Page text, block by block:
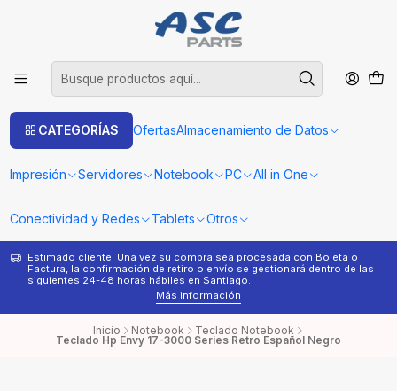
CATEGORÍAS OfertasAlmacenamiento de Datos
Impresión Servidores Notebook PC All in One
Conectividad y Redes Tablets Otros
Estimado cliente: Una vez su compra sea procesada con Boleta o
Factura, la confirmación de retiro o envío se gestionará dentro de las
siguientes 24-48 horas hábiles en Santiago.
Más información
Inicio Notebook Teclado Notebook
Teclado Hp Envy 17-3000 Series Retro Español Negro